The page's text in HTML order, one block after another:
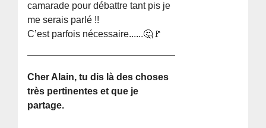
camarade pour débattre tant pis je
me serais parlé !!
C’est parfois nécessaire......🤔🚩
Cher Alain, tu dis là des choses
très pertinentes et que je
partage.